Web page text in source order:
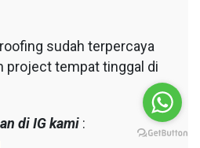
sudah terpercaya
project tempat tinggal di
di IG kami :